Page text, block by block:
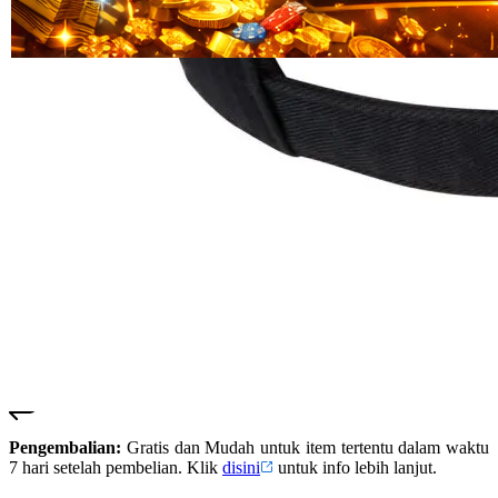
Read
13
Reviews.
HT OFFICIAL
SUSTER123
SUSTER 123
Pengembalian: Gratis dan Mudah untuk item tertentu dalam waktu
7 hari setelah pembelian. Klik disini untuk info lebih lanjut.